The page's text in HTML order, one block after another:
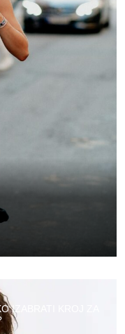
IZABRATI KROJ ZA